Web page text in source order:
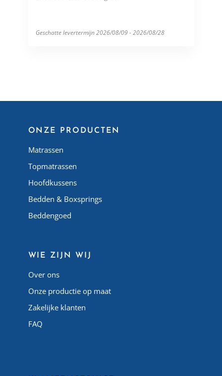
Geschatte levertermijn 2026/08/09 - 2026/08/28
ONZE PRODUCTEN
Matrassen
Topmatrassen
Hoofdkussens
Bedden & Boxsprings
Beddengoed
WIE ZIJN WIJ
Over ons
Onze productie op maat
Zakelijke klanten
FAQ